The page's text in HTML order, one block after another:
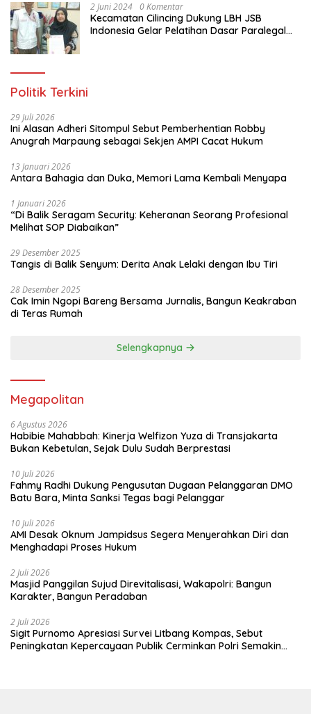
2 Juni 2024 0 Komentar
Kecamatan Cilincing Dukung LBH JSB
Indonesia Gelar Pelatihan Dasar Paralegal
Politik Terkini
29 Juli 2026
Ini Alasan Adheri Sitompul Sebut Pemberhentian Robby
Anugrah Marpaung sebagai Sekjen AMPI Cacat Hukum
13 Januari 2026
Antara Bahagia dan Duka, Memori Lama Kembali Menyapa
1 Januari 2026
“Di Balik Seragam Security: Keheranan Seorang Profesional
Melihat SOP Diabaikan”
29 Desember 2025
Tangis di Balik Senyum: Derita Anak Lelaki dengan Ibu Tiri
28 Desember 2025
Cak Imin Ngopi Bareng Bersama Jurnalis, Bangun Keakraban
di Teras Rumah
Selengkapnya
Megapolitan
6 Agustus 2026
Habibie Mahabbah: Kinerja Welfizon Yuza di Transjakarta
Bukan Kebetulan, Sejak Dulu Sudah Berprestasi
10 Juli 2026
Fahmy Radhi Dukung Pengusutan Dugaan Pelanggaran DMO
Batu Bara, Minta Sanksi Tegas bagi Pelanggar
10 Juli 2026
AMI Desak Oknum Jampidsus Segera Menyerahkan Diri dan
Menghadapi Proses Hukum
2 Juli 2026
Masjid Panggilan Sujud Direvitalisasi, Wakapolri: Bangun
Karakter, Bangun Peradaban
2 Juli 2026
Sigit Purnomo Apresiasi Survei Litbang Kompas, Sebut
Peningkatan Kepercayaan Publik Cerminkan Polri Semakin